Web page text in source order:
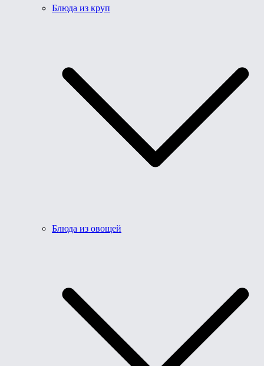
Блюда из круп
Блюда из овощей